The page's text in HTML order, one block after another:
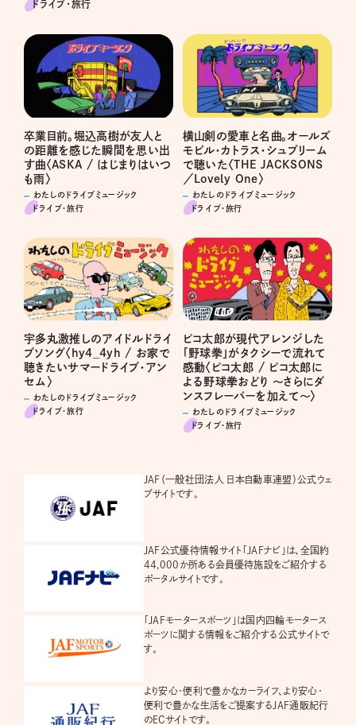
ドライブ･旅行
卒業目前。堀込高樹が友人と
の距離を感じた瞬間を思い出
す曲〈ASKA / はじまりはいつ
も雨〉
わたしのドライブミュージック
ドライブ･旅行
横山剣の愛車と名曲。オールズ
モビル・カトラス・シュプリーム
で聴いた〈THE JACKSONS
／Lovely One〉
わたしのドライブミュージック
ドライブ･旅行
宇多丸激推しのアイドルドライ
ブソング〈hy4_4yh / お家で
聴きたいサマードライブ・アン
セム〉
わたしのドライブミュージック
ドライブ･旅行
ピコ太郎が現代アレンジした
「野球拳」がタクシーで流れて
感動〈ピコ太郎 / ピコ太郎に
よる野球拳おどり 〜さらにダ
ンスフレーバーを加えて〜〉
わたしのドライブミュージック
ドライブ･旅行
JAF（一般社団法人 日本自動車連盟）公式ウェ
ブサイトです。
JAF公式優待情報サイト「JAFナビ」は、全国約
44,000か所ある会員優待施設をご紹介する
ポータルサイトです。
「JAFモータースポーツ」は国内四輪モータース
ポーツに関する情報をご紹介する公式サイトで
す。
より安心・便利で豊かなカーライフ、より安心・
便利で豊かな生活をご提案するJAF通販紀行
のECサイトです。